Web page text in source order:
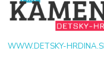
WWW.DETSKY-